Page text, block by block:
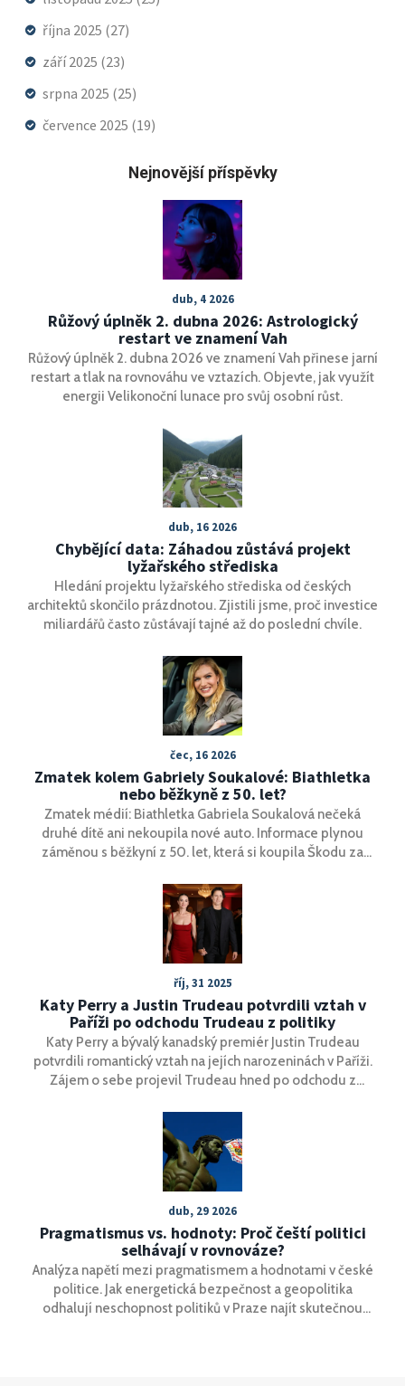
října 2025 (27)
září 2025 (23)
srpna 2025 (25)
července 2025 (19)
Nejnovější příspěvky
dub, 4 2026
Růžový úplněk 2. dubna 2026: Astrologický
restart ve znamení Vah
Růžový úplněk 2. dubna 2026 ve znamení Vah přinese jarní
restart a tlak na rovnováhu ve vztazích. Objevte, jak využít
energii Velikonoční lunace pro svůj osobní růst.
dub, 16 2026
Chybějící data: Záhadou zůstává projekt
lyžařského střediska
Hledání projektu lyžařského střediska od českých
architektů skončilo prázdnotou. Zjistili jsme, proč investice
miliardářů často zůstávají tajné až do poslední chvíle.
čec, 16 2026
Zmatek kolem Gabriely Soukalové: Biathletka
nebo běžkyně z 50. let?
Zmatek médií: Biathletka Gabriela Soukalová nečeká
druhé dítě ani nekoupila nové auto. Informace plynou
záměnou s běžkyní z 50. let, která si koupila Škodu za
říj, 31 2025
Katy Perry a Justin Trudeau potvrdili vztah v
Paříži po odchodu Trudeau z politiky
Katy Perry a bývalý kanadský premiér Justin Trudeau
potvrdili romantický vztah na jejích narozeninách v Paříži.
Zájem o sebe projevil Trudeau hned po odchodu z
dub, 29 2026
Pragmatismus vs. hodnoty: Proč čeští politici
selhávají v rovnováze?
Analýza napětí mezi pragmatismem a hodnotami v české
politice. Jak energetická bezpečnost a geopolitika
odhalují neschopnost politiků v Praze najít skutečnou